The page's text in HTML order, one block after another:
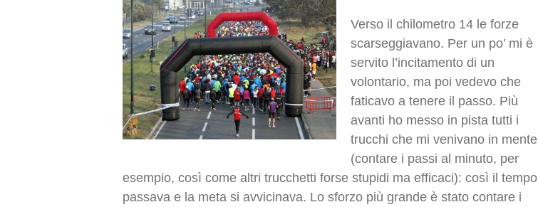
Verso il chilometro 14 le forze
scarseggiavano. Per un po’ mi è
servito l’incitamento di un
volontario, ma poi vedevo che
faticavo a tenere il passo. Più
avanti ho messo in pista tutti i
trucchi che mi venivano in mente
(contare i passi al minuto, per
esempio, così come altri trucchetti forse stupidi ma efficaci): così il tempo
passava e la meta si avvicinava. Lo sforzo più grande è stato contare i